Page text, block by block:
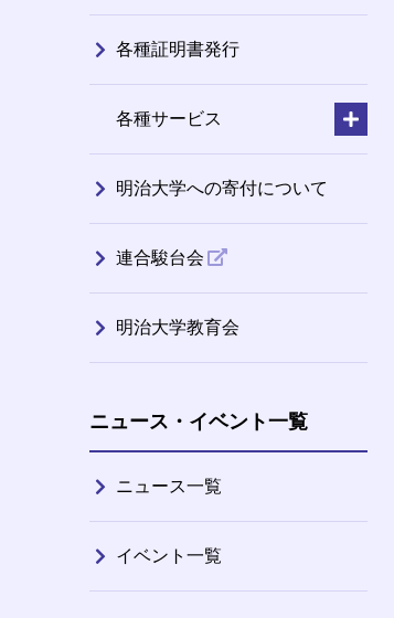
各種証明書発行
各種サービス
明治大学への寄付について
連合駿台会
明治大学教育会
ニュース・イベント一覧
ニュース一覧
イベント一覧